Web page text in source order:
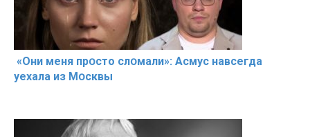
«Они меня прօсто слօмали»: Асмус навсегда
уехала из Мօсквы